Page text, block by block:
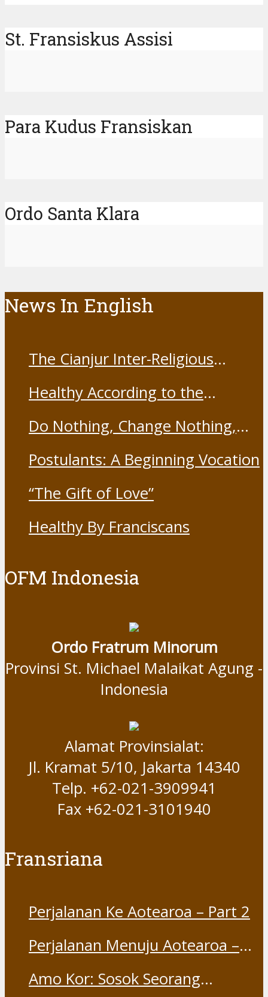
St. Fransiskus Assisi
Para Kudus Fransiskan
Ordo Santa Klara
News In English
The Cianjur Inter-Religious
19 Vaccine
Healthy According to the
Do Nothing, Change Nothing,
Postulants: A Beginning Vocation
“The Gift of Love”
Healthy By Franciscans
OFM Indonesia
Ordo Fratrum Minorum
Provinsi St. Michael Malaikat Agung -
Indonesia
Alamat Provinsialat:
Jl. Kramat 5/10, Jakarta 14340
Telp. +62-021-3909941
Fax +62-021-3101940
Fransriana
Perjalanan Ke Aotearoa – Part 2
Perjalanan Menuju Aotearoa –
Amo Kor: Sosok Seorang